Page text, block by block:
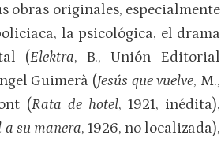
obras originales, especialmente
la psicológica, el drama
(Elektra, B., Unión Editorial
Guimerà (Jesús que vuelve, M.,
(Rata de hotel, 1921, inédita),
a su manera, 1926, no localizada),